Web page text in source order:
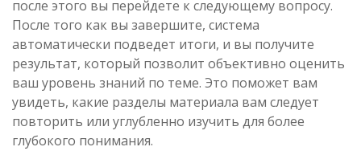
после этого вы перейдете к следующему вопросу.
После того как вы завершите, система
автоматически подведет итоги, и вы получите
результат, который позволит объективно оценить
ваш уровень знаний по теме. Это поможет вам
увидеть, какие разделы материала вам следует
повторить или углубленно изучить для более
глубокого понимания.